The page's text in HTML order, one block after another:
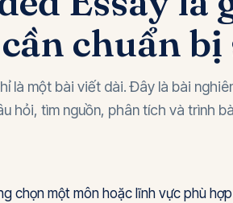
chuẩn bị
là một bài viết dài. Đây là bài
hỏi, tìm nguồn, phân tích và trình
chọn một môn hoặc lĩnh vực phù